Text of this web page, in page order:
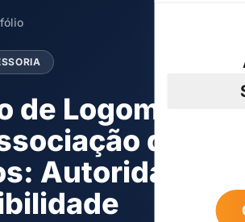
de Logomarca
de
Autoridade